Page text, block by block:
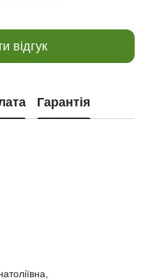
відгук
Гарантія